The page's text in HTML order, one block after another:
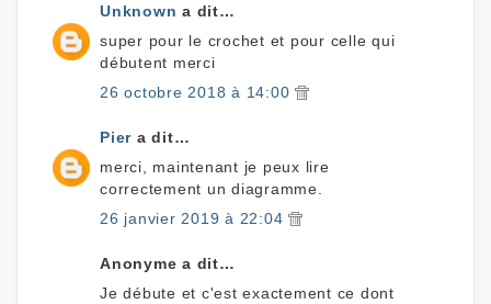
Unknown a dit…
super pour le crochet et pour celle qui
débutent merci
26 octobre 2018 à 14:00
Pier a dit…
merci, maintenant je peux lire
correctement un diagramme.
26 janvier 2019 à 22:04
Anonyme a dit…
Je débute et c'est exactement ce dont